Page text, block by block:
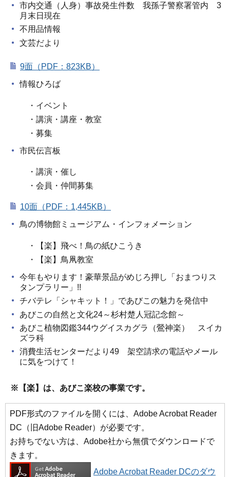
市内交通（人身）事故発生件数 我孫子警察署管内 3
月末日現在
不用品情報
文芸だより
9面（PDF：823KB）
情報ひろば
・イベント
・講演・講座・教室
・募集
市民伝言板
・講演・催し
・会員・仲間募集
10面（PDF：1,445KB）
鳥の博物館ミュージアム・インフォメーション
・【楽】飛べ！鳥の紙ひこうき
・【楽】鳥凧教室
今年もやります！豪華景品がめじろ押し「おまつりス
タンプラリー」!!
チバテレ「シャキット！」であびこの魅力を発信中
あびこの自然と文化24～杉村楚人冠記念館～
あびこ植物図鑑344ウグイスカグラ（鶯神楽） スイカ
ズラ科
消費生活センターだより49 架空請求の電話やメール
に気をつけて！
※【楽】は、あびこ楽校の事業です。
PDF形式のファイルを開くには、Adobe Acrobat Reader
DC（旧Adobe Reader）が必要です。
お持ちでない方は、Adobe社から無償でダウンロードで
きます。
Adobe Acrobat Reader DCのダウ